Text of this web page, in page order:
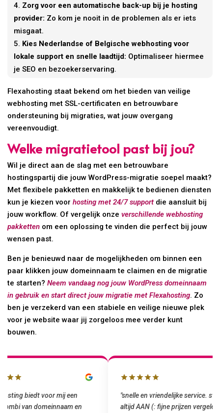
Zorg voor een automatische back-up bij je hosting
provider: Zo kom je nooit in de problemen als er iets
misgaat.
Kies Nederlandse of Belgische webhosting voor
lokale support en snelle laadtijd: Optimaliseer hiermee
je SEO en bezoekerservaring.
Flexahosting staat bekend om het bieden van veilige
webhosting met SSL-certificaten en betrouwbare
ondersteuning bij migraties, wat jouw overgang
vereenvoudigt.
Welke migratietool past bij jou?
Wil je direct aan de slag met een betrouwbare
hostingspartij die jouw WordPress-migratie soepel maakt?
Met flexibele pakketten en makkelijk te bedienen diensten
kun je kiezen voorhosting met 24/7 support die aansluit bij
jouw workflow. Of vergelijk onzeverschillende webhosting
pakketten om een oplossing te vinden die perfect bij jouw
wensen past.
Ben je benieuwd naar de mogelijkheden om binnen een
paar klikken jouw domeinnaam te claimen en de migratie
te starten?Neem vandaag nog jouw WordPress domeinnaam
in gebruik en start direct jouw migratie met Flexahosting. Zo
ben je verzekerd van een stabiele en veilige nieuwe plek
voor je website waar jij zorgeloos mee verder kunt
bouwen.
"snelle en vriendelijke service. staat
altijd AAN (: fijne prijzen vergeleken
"Top service. Ik had
het installeren van